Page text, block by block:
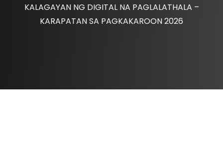
KALAGAYAN NG DIGITAL NA PAGLALATHALA –
KARAPATAN SA PAGKAKAROON 2026